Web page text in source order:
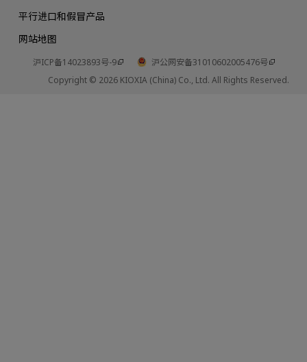
平行进口和假冒产品
网站地图
沪ICP备14023893号-9
沪公网安备31010602005476号
Copyright © 2026 KIOXIA (China) Co., Ltd. All Rights Reserved.